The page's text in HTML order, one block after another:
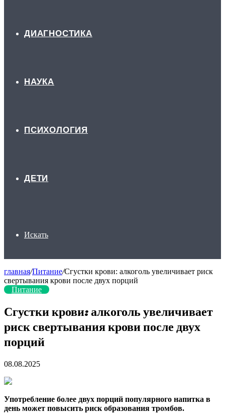
ДИАГНОСТИКА
НАУКА
ПСИХОЛОГИЯ
ДЕТИ
Искать
главная/Питание/Сгустки крови: алкоголь увеличивает риск
свертывания крови после двух порций
Питание
Сгустки крови: алкоголь увеличивает
риск свертывания крови после двух
порций
08.08.2025
Употребление более двух порций популярного напитка в
день может повысить риск образования тромбов.